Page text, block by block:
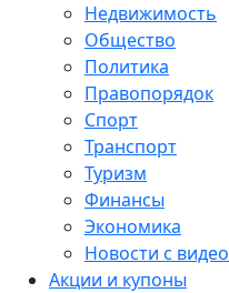
Недвижимость
Общество
Политика
Правопорядок
Спорт
Транспорт
Туризм
Финансы
Экономика
Новости с видео
Акции и купоны